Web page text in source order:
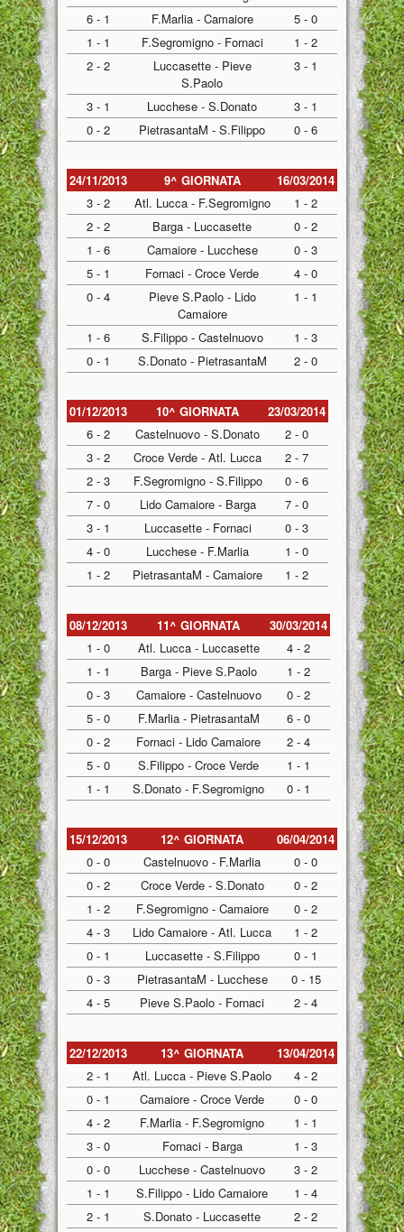
6 - 1
F.Marlia - Camaiore
5 - 0
1 - 1
F.Segromigno - Fornaci
1 - 2
2 - 2
Luccasette - Pieve
S.Paolo
3 - 1
3 - 1 Lucchese - S.Donato
3 - 1
0 - 2
PietrasantaM - S.Filippo 0 - 6
24/11/2013 9^ GIORNATA
16/03/2014
3 - 2
Atl. Lucca - F.Segromigno
1 - 2
2 - 2
Barga - Luccasette
0 - 2
1 - 6
Camaiore - Lucchese
0 - 3
5 - 1
Fornaci - Croce Verde
4 - 0
0 - 4
Pieve S.Paolo - Lido
Camaiore
1 - 1
1 - 6 S.Filippo - Castelnuovo
1 - 3
0 - 1
S.Donato - PietrasantaM 2 - 0
01/12/2013 10^ GIORNATA
23/03/2014
6 - 2
Castelnuovo - S.Donato
2 - 0
3 - 2
Croce Verde - Atl. Lucca
2 - 7
2 - 3
F.Segromigno - S.Filippo
0 - 6
7 - 0
Lido Camaiore - Barga
7 - 0
3 - 1
Luccasette - Fornaci
0 - 3
4 - 0
Lucchese - F.Marlia
1 - 0
1 - 2
PietrasantaM - Camaiore 1 - 2
08/12/2013 11^ GIORNATA
30/03/2014
1 - 0
Atl. Lucca - Luccasette
4 - 2
1 - 1
Barga - Pieve S.Paolo
1 - 2
0 - 3
Camaiore - Castelnuovo
0 - 2
5 - 0
F.Marlia - PietrasantaM
6 - 0
0 - 2
Fornaci - Lido Camaiore
2 - 4
5 - 0
S.Filippo - Croce Verde
1 - 1
1 - 1
S.Donato - F.Segromigno 0 - 1
15/12/2013 12^ GIORNATA
06/04/2014
0 - 0
Castelnuovo - F.Marlia
0 - 0
0 - 2
Croce Verde - S.Donato
0 - 2
1 - 2
F.Segromigno - Camaiore
0 - 2
4 - 3
Lido Camaiore - Atl. Lucca
1 - 2
0 - 1
Luccasette - S.Filippo
0 - 1
0 - 3
PietrasantaM - Lucchese
0 - 15
4 - 5
Pieve S.Paolo - Fornaci 2 - 4
22/12/2013 13^ GIORNATA
13/04/2014
2 - 1
Atl. Lucca - Pieve S.Paolo
4 - 2
0 - 1
Camaiore - Croce Verde
0 - 0
4 - 2
F.Marlia - F.Segromigno
1 - 1
3 - 0
Fornaci - Barga
1 - 3
0 - 0
Lucchese - Castelnuovo
3 - 2
1 - 1
S.Filippo - Lido Camaiore
1 - 4
2 - 1
S.Donato - Luccasette 2 - 2